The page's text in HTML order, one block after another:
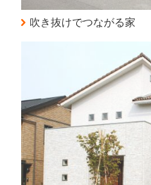
吹き抜けでつながる家